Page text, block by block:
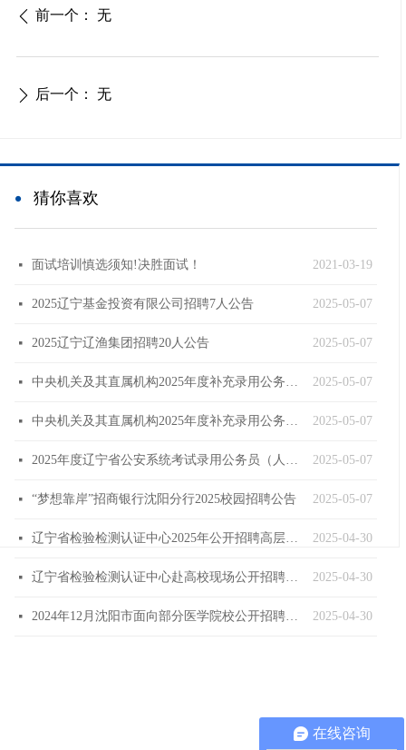
넸 猜你喜欢
2021-03-19
넷 面试培训慎选须知!决胜面试！
2025-05-07
넷 2025辽宁基金投资有限公司招聘7人公告
2025-05-07
넷 2025辽宁辽渔集团招聘20人公告
2025-05-07
넷 中央机关及其直属机构2025年度补充录用公务员报名即将开始
2025-05-07
넷 中央机关及其直属机构2025年度补充录用公务员公告
2025-05-07
넷 2025年度辽宁省公安系统考试录用公务员（人民警察）体能测评递补公告
2025-05-07
넷 “梦想靠岸”招商银行沈阳分行2025校园招聘公告
2025-04-30
넷 辽宁省检验检测认证中心2025年公开招聘高层次人才公告
2025-04-30
넷 辽宁省检验检测认证中心赴高校现场公开招聘工作人员公告
2025-04-30
넷 2024年12月沈阳市面向部分医学院校公开招聘面试成绩查询公告（国内部分医学院校）
ꄲ 后一个： 无
ꄴ 前一个： 无
在线咨询